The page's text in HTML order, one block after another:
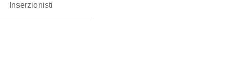
Inserzionisti